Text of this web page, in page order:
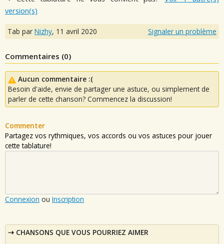
version(s)
Tab par Nizhy, 11 avril 2020 Signaler un problème
Commentaires (0)
Aucun commentaire :(
Besoin d'aide, envie de partager une astuce, ou simplement de
parler de cette chanson? Commencez la discussion!
Commenter
Partagez vos rythmiques, vos accords ou vos astuces pour jouer
cette tablature!
Connexion ou Inscription
CHANSONS QUE VOUS POURRIEZ AIMER